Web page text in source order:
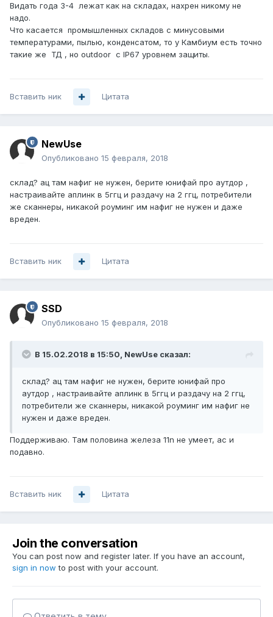
Видать года 3-4 лежат как на складах, нахрен никому не
надо.
Что касается промышленных складов с минусовыми
температурами, пылью, конденсатом, то у Камбиум есть точно
такие же ТД , но outdoor c IP67 уровнем защиты.
Вставить ник Цитата
NewUse
Опубликовано 15 февраля, 2018
склад? ац там нафиг не нужен, берите юнифай про аутдор ,
настраивайте аплинк в 5ггц и раздачу на 2 ггц, потребители
же сканнеры, никакой роуминг им нафиг не нужен и даже
вреден.
Вставить ник Цитата
SSD
Опубликовано 15 февраля, 2018
В 15.02.2018 в 15:50, NewUse сказал:
склад? ац там нафиг не нужен, берите юнифай про
аутдор , настраивайте аплинк в 5ггц и раздачу на 2 ггц,
потребители же сканнеры, никакой роуминг им нафиг не
нужен и даже вреден.
Поддерживаю. Там половина железа 11n не умеет, ас и
подавно.
Вставить ник Цитата
Join the conversation
You can post now and register later. If you have an account,
sign in now to post with your account.